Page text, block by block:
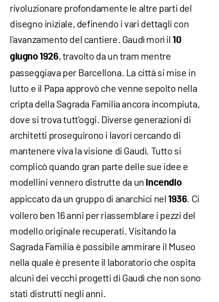
rivoluzionare profondamente le altre parti del
disegno iniziale, definendo i vari dettagli con
l’avanzamento del cantiere. Gaudì morì il10
giugno 1926, travolto da un tram mentre
passeggiava per Barcellona. La città si mise in
lutto e il Papa approvò che venne sepolto nella
cripta della Sagrada Familia ancora incompiuta,
dove si trova tutt'oggi. Diverse generazioni di
architetti proseguirono i lavori cercando di
mantenere viva la visione di Gaudì. Tutto si
complicò quando gran parte delle sue idee e
modellini vennero distrutte da un incendio
appiccato da un gruppo di anarchici nel1936. Ci
vollero ben 16 anni per riassemblare i pezzi del
modello originale recuperati. Visitando la
Sagrada Familia è possibile ammirare il Museo
nella quale è presente il laboratorio che ospita
alcuni dei vecchi progetti di Gaudì che non sono
stati distrutti negli anni.